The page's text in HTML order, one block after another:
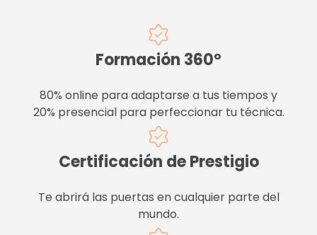
Formación 360°
80% online para adaptarse a tus tiempos y
20% presencial para perfeccionar tu técnica.
Certificación de Prestigio
Te abrirá las puertas en cualquier parte del
mundo.